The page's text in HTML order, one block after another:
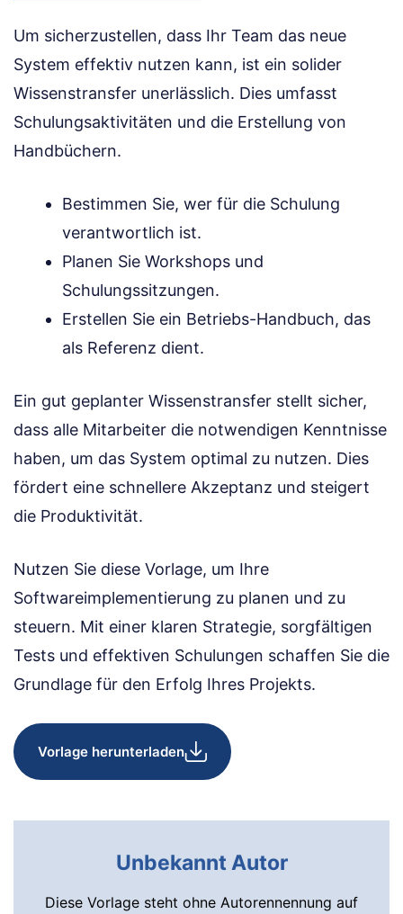
Um sicherzustellen, dass Ihr Team das neue
System effektiv nutzen kann, ist ein solider
Wissenstransfer unerlässlich. Dies umfasst
Schulungsaktivitäten und die Erstellung von
Handbüchern.
Bestimmen Sie, wer für die Schulung
verantwortlich ist.
Planen Sie Workshops und
Schulungssitzungen.
Erstellen Sie ein Betriebs-Handbuch, das
als Referenz dient.
Ein gut geplanter Wissenstransfer stellt sicher,
dass alle Mitarbeiter die notwendigen Kenntnisse
haben, um das System optimal zu nutzen. Dies
fördert eine schnellere Akzeptanz und steigert
die Produktivität.
Nutzen Sie diese Vorlage, um Ihre
Softwareimplementierung zu planen und zu
steuern. Mit einer klaren Strategie, sorgfältigen
Tests und effektiven Schulungen schaffen Sie die
Grundlage für den Erfolg Ihres Projekts.
Vorlage herunterladen
Unbekannt Autor
Diese Vorlage steht ohne Autorennennung auf